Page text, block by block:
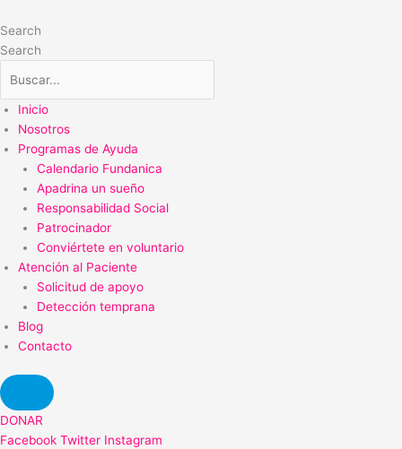
Search
Search
Inicio
Nosotros
Programas de Ayuda
Calendario Fundanica
Apadrina un sueño
Responsabilidad Social
Patrocinador
Conviértete en voluntario
Atención al Paciente
Solicitud de apoyo
Detección temprana
Blog
Contacto
DONAR
Facebook Twitter Instagram